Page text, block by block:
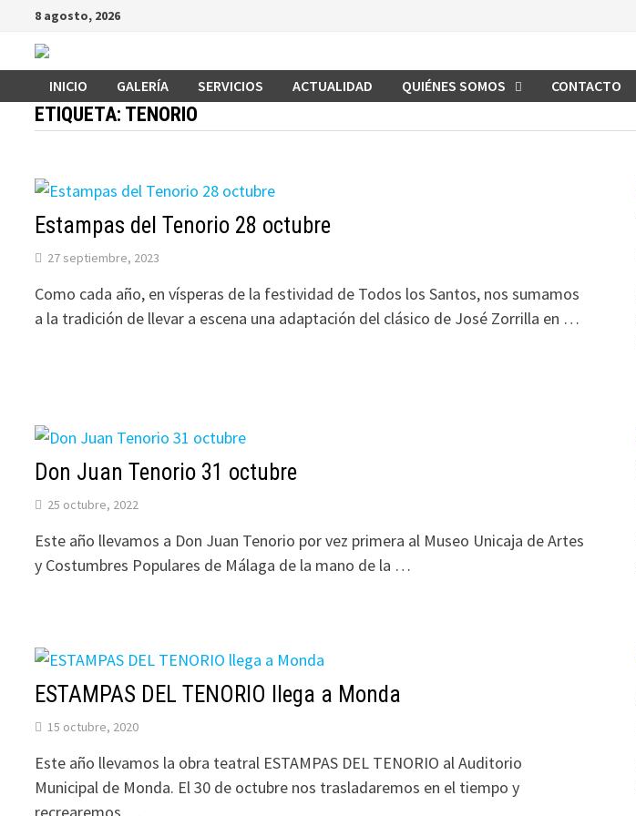
Saltar
contenido
8 agosto, 2026
INICIO GALERÍA SERVICIOS ACTUALIDAD QUIÉNES SOMOS CONTACTO
ETIQUETA: TENORIO
Estampas del Tenorio 28 octubre
27 septiembre, 2023
Como cada año, en vísperas de la festividad de Todos los Santos, nos sumamos
a la tradición de llevar a escena una adaptación del clásico de José Zorrilla en …
Don Juan Tenorio 31 octubre
25 octubre, 2022
Este año llevamos a Don Juan Tenorio por vez primera al Museo Unicaja de Artes
y Costumbres Populares de Málaga de la mano de la …
ESTAMPAS DEL TENORIO llega a Monda
15 octubre, 2020
Este año llevamos la obra teatral ESTAMPAS DEL TENORIO al Auditorio
Municipal de Monda. El 30 de octubre nos trasladaremos en el tiempo y